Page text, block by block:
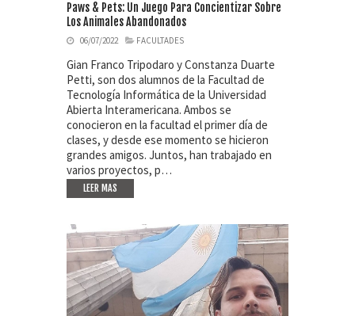
Paws & Pets: Un Juego Para Concientizar Sobre
Los Animales Abandonados
06/07/2022 FACULTADES
Gian Franco Tripodaro y Constanza Duarte
Petti, son dos alumnos de la Facultad de
Tecnología Informática de la Universidad
Abierta Interamericana. Ambos se
conocieron en la facultad el primer día de
clases, y desde ese momento se hicieron
grandes amigos. Juntos, han trabajado en
varios proyectos, p…
LEER MAS